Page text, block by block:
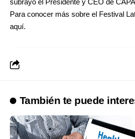
Para conocer más sobre el Festival
aquí.
También te puede